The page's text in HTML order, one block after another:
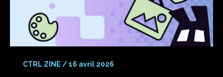
CTRL ZINE /16 avril 2026